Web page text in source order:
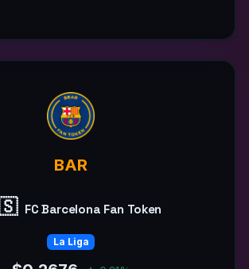
BAR
FC Barcelona Fan Token
La Liga